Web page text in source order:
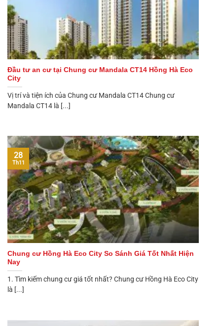
Đầu tư an cư tại Chung cư Mandala CT14 Hồng Hà Eco
City
Vị trí và tiện ích của Chung cư Mandala CT14 Chung cư
Mandala CT14 là [...]
Chung cư Hồng Hà Eco City So Sánh Giá Tốt Nhất Hiện
Nay
1. Tìm kiếm chung cư giá tốt nhất? Chung cư Hồng Hà Eco City
là [...]
28
Th11